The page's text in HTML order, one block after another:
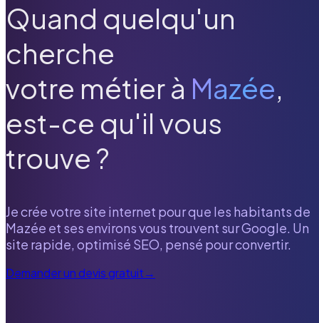
Quand quelqu'un
cherche
votre métier à Mazée,
est-ce qu'il vous
trouve ?
Je crée votre site internet pour que les habitants de
Mazée et ses environs vous trouvent sur Google. Un
site rapide, optimisé SEO, pensé pour convertir.
Demander un devis gratuit→